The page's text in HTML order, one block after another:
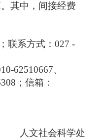
其中，间接经费
联系方式：027 -
62510667、
；信箱 ：
人文社会科学处